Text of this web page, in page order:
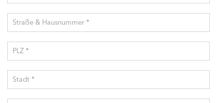
Straße & Hausnummer *
PLZ *
Stadt *